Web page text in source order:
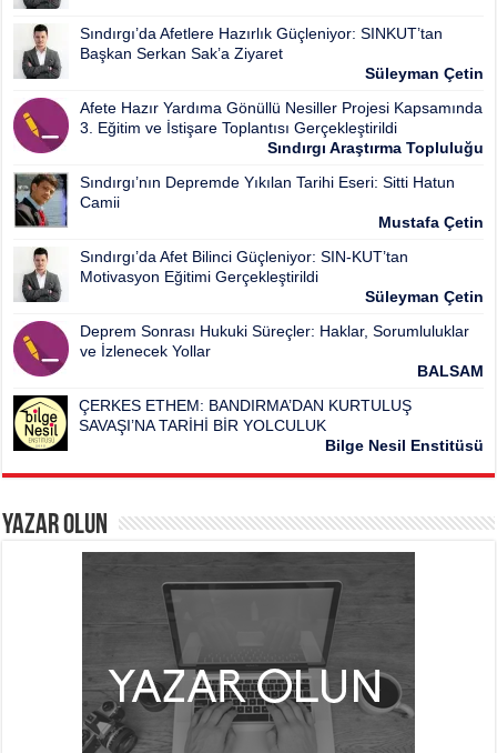
Sındırgı’da Afetlere Hazırlık Güçleniyor: SINKUT’tan
Başkan Serkan Sak’a Ziyaret
Süleyman Çetin
Afete Hazır Yardıma Gönüllü Nesiller Projesi Kapsamında
3. Eğitim ve İstişare Toplantısı Gerçekleştirildi
Sındırgı Araştırma Topluluğu
Sındırgı’nın Depremde Yıkılan Tarihi Eseri: Sitti Hatun
Camii
Mustafa Çetin
Sındırgı’da Afet Bilinci Güçleniyor: SIN-KUT’tan
Motivasyon Eğitimi Gerçekleştirildi
Süleyman Çetin
Deprem Sonrası Hukuki Süreçler: Haklar, Sorumluluklar
ve İzlenecek Yollar
BALSAM
ÇERKES ETHEM: BANDIRMA’DAN KURTULUŞ
SAVAŞI’NA TARİHİ BİR YOLCULUK
Bilge Nesil Enstitüsü
Yazar Olun